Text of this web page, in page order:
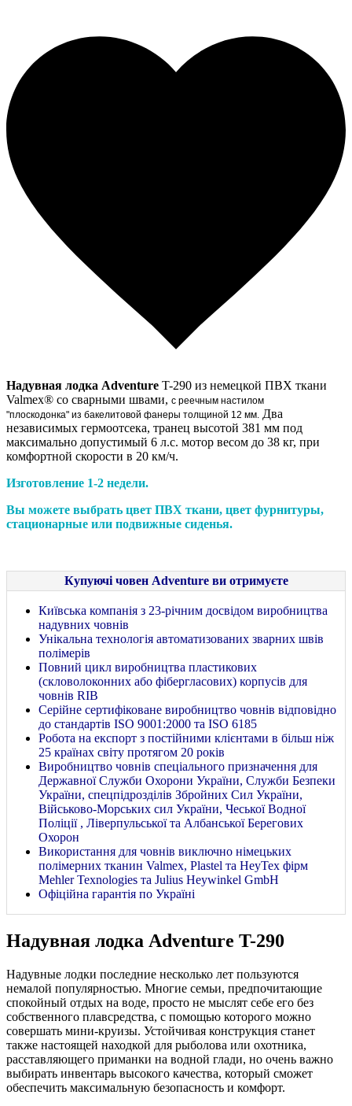
Надувная лодка Adventure T-290 из немецкой ПВХ ткани
Valmex® со сварными швами, с реечным настилом
"плоскодонка" из бакелитовой фанеры толщиной 12 мм. Два
независимых гермоотсека, транец высотой 381 мм под
максимально допустимый 6 л.с. мотор весом до 38 кг, при
комфортной скорости в 20 км/ч.
Изготовление 1-2 недели.
Вы можете выбрать цвет ПВХ ткани, цвет фурнитуры,
стационарные или подвижные сиденья.
Купуючі човен Adventure ви отримуєте
Київська компанія з 23-річним досвідом виробництва
надувних човнів
Унікальна технологія автоматизованих зварних швів
полімерів
Повний цикл виробництва пластикових
(скловолоконних або фібергласових) корпусів для
човнів RIB
Серійне сертифіковане виробництво човнів відповідно
до стандартів ISO 9001:2000 та ISO 6185
Робота на експорт з постійними клієнтами в більш ніж
25 країнах світу протягом 20 років
Виробництво човнів спеціального призначення для
Державної Служби Охорони України, Служби Безпеки
України, спецпідрозділів Збройних Сил України,
Військово-Морських сил України, Чеської Водної
Поліції , Ліверпульської та Албанської Берегових
Охорон
Використання для човнів виключно німецьких
полімерних тканин Valmex, Plastel та HeyTex фірм
Mehler Texnologies та Julius Heywinkel GmbH
Офіційна гарантія по Україні
Надувная лодка Adventure T-290
Надувные лодки последние несколько лет пользуются
немалой популярностью. Многие семьи, предпочитающие
спокойный отдых на воде, просто не мыслят себе его без
собственного плавсредства, с помощью которого можно
совершать мини-круизы. Устойчивая конструкция станет
также настоящей находкой для рыболова или охотника,
расставляющего приманки на водной глади, но очень важно
выбирать инвентарь высокого качества, который сможет
обеспечить максимальную безопасность и комфорт.